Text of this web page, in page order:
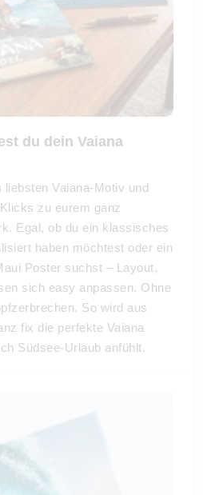
du dein Vaiana
Vaiana-Motiv und
zu eurem ganz
Egal, ob du ein klassisches
haben möchtest oder ein
Poster suchst – Layout,
sich easy anpassen. Ohne
So wird aus
fix die perfekte Vaiana
Südsee-Urlaub anfühlt.